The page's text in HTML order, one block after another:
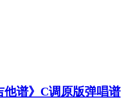
他谱》C调原版弹唱谱